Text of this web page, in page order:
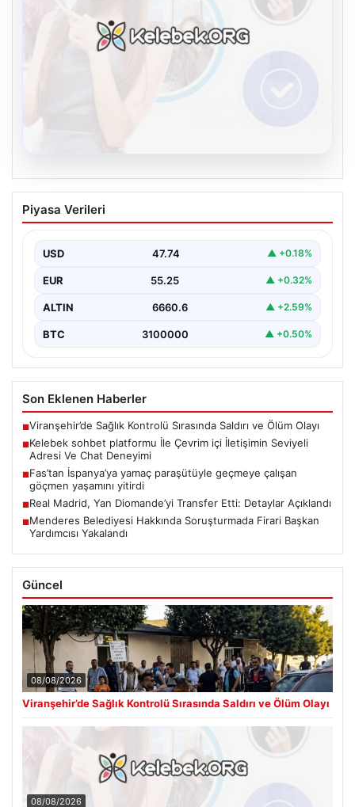
Kelebek sohbet platformu İle Çevrim içi
İletişimin Seviyeli Adresi Ve Chat
Dijital ortamında insanların güvenli bir tarzda bağlantı
Halen…
Piyasa Verileri
USD 47.74 ▲ +0.18%
EUR 55.25 ▲ +0.32%
ALTIN 6660.6 ▲ +2.59%
BTC 3100000 ▲ +0.50%
Son Eklenen Haberler
■Viranşehir’de Sağlık Kontrolü Sırasında Saldırı ve Ölüm Olayı
■Kelebek sohbet platformu İle Çevrim içi İletişimin Seviyeli
Adresi Ve Chat Deneyimi
■Fas’tan İspanya’ya yamaç paraşütüyle geçmeye çalışan
göçmen yaşamını yitirdi
■Real Madrid, Yan Diomande’yi Transfer Etti: Detaylar Açıklandı
■Menderes Belediyesi Hakkında Soruşturmada Firari Başkan
Yardımcısı Yakalandı
Güncel
08/08/2026
Viranşehir’de Sağlık Kontrolü Sırasında Saldırı ve Ölüm Olayı
08/08/2026